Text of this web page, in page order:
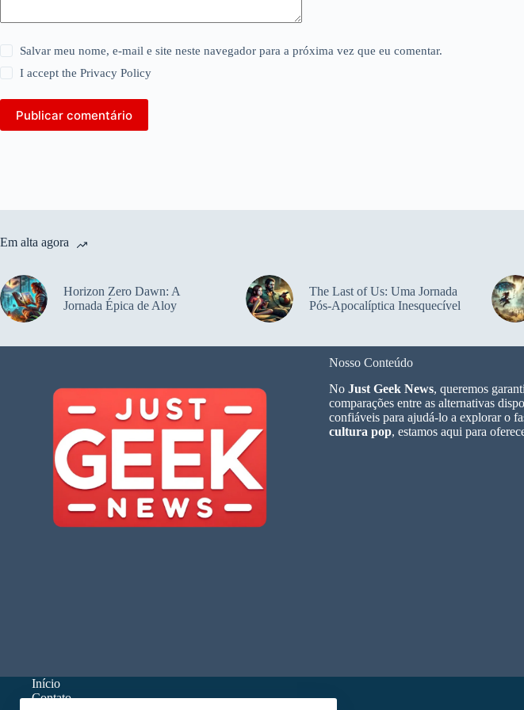
Salvar meu nome, e-mail e site neste navegador para a próxima vez que eu comentar.
I accept thePrivacy Policy
Publicar comentário
Em alta agora
Horizon Zero Dawn: A
Jornada Épica de Aloy
The Last of Us: Uma Jornada
Pós-Apocalíptica Inesquecível
Nosso Conteúdo
No Just Geek News, queremos
comparações entre as alternativas
confiáveis para ajudá-lo a explorar o
cultura pop, estamos aqui para
Início
Contato